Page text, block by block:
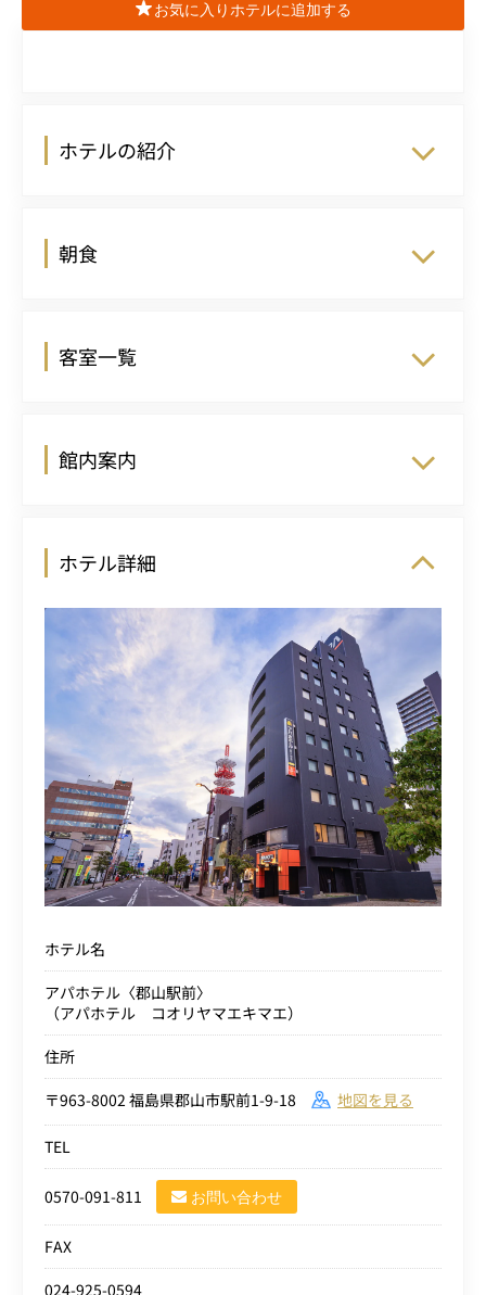
お気に入りホテルに追加する
ホテルの紹介
朝食
客室一覧
館内案内
ホテル詳細
ホテル名
アパホテル〈郡山駅前〉
（アパホテル コオリヤマエキマエ）
住所
〒963-8002 福島県郡山市駅前1-9-18
地図を見る
TEL
0570-091-811 お問い合わせ
FAX
024-925-0594